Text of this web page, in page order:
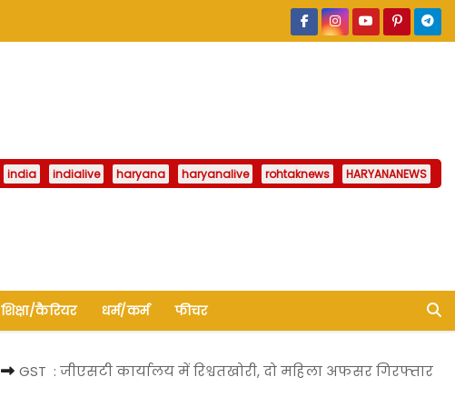
india indialive haryana haryanalive rohtaknews HARYANANEWS
शिक्षा/कैरियर धर्म/कर्म फीचर
GST : जीएसटी कार्यालय में रिश्वतखोरी, दो महिला अफसर गिरफ्तार